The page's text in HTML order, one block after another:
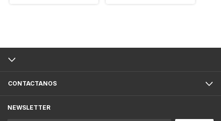
CONTACTANOS
NEWSLETTER